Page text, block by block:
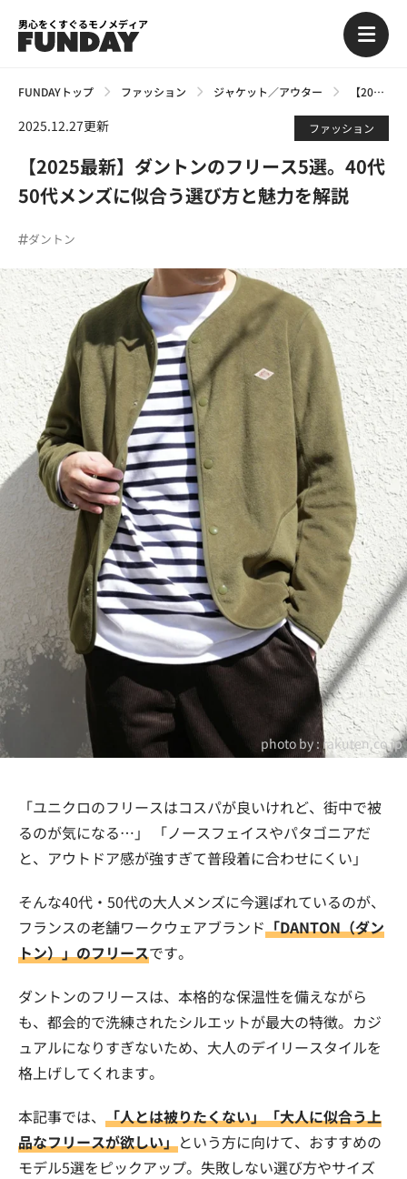
男心をくすぐるモノメディア
FUNDAYトップ ファッション ジャケット／アウター 【2025最新】ダントンのフリース5選。40代50代メンズに似合う選び方と魅力を解説
2025.12.27更新 ファッション
【2025最新】ダントンのフリース5選。40代
50代メンズに似合う選び方と魅力を解説
ダントン
photo by :rakuten.co.jp
「ユニクロのフリースはコスパが良いけれど、街中で被
るのが気になる…」 「ノースフェイスやパタゴニアだ
と、アウトドア感が強すぎて普段着に合わせにくい」
そんな40代・50代の大人メンズに今選ばれているのが、
フランスの老舗ワークウェアブランド「DANTON（ダン
トン）」のフリースです。
ダントンのフリースは、本格的な保温性を備えながら
も、都会的で洗練されたシルエットが最大の特徴。カジ
ュアルになりすぎないため、大人のデイリースタイルを
格上げしてくれます。
本記事では、 「人とは被りたくない」「大人に似合う上
品なフリースが欲しい」という方に向けて、おすすめの
モデル5選をピックアップ。失敗しない選び方やサイズ